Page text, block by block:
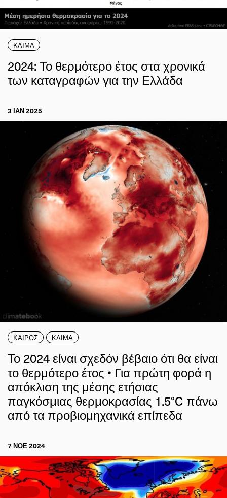
ΚΛΙΜΑ
2024: Το θερμότερο έτος στα χρονικά
των καταγραφών για την Ελλάδα
3 ΙΑΝ 2025
ΚΑΙΡΟΣ ΚΛΙΜΑ
Το 2024 είναι σχεδόν βέβαιο ότι θα είναι
το θερμότερο έτος • Για πρώτη φορά η
απόκλιση της μέσης ετήσιας
παγκόσμιας θερμοκρασίας 1.5°C πάνω
από τα προβιομηχανικά επίπεδα
7 ΝΟΕ 2024